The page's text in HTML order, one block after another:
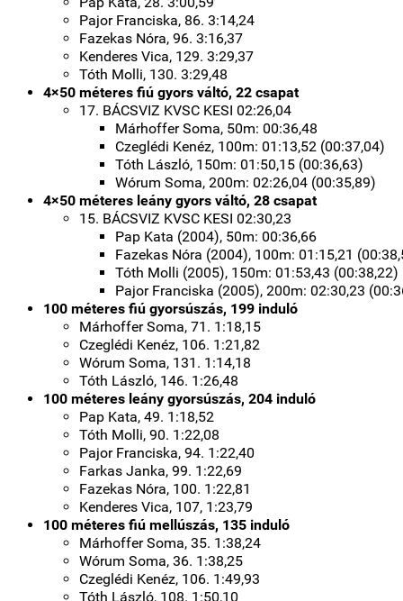
Pajor Franciska, 86. 3:14,24
Fazekas Nóra, 96. 3:16,37
Kenderes Vica, 129. 3:29,37
Tóth Molli, 130. 3:29,48
4×50 méteres fiú gyors váltó, 22 csapat
17. BÁCSVIZ KVSC KESI 02:26,04
Márhoffer Soma, 50m: 00:36,48
Czeglédi Kenéz, 100m: 01:13,52 (00:37,04)
Tóth László, 150m: 01:50,15 (00:36,63)
Wórum Soma, 200m: 02:26,04 (00:35,89)
4×50 méteres leány gyors váltó, 28 csapat
15. BÁCSVIZ KVSC KESI 02:30,23
Pap Kata (2004), 50m: 00:36,66
Fazekas Nóra (2004), 100m: 01:15,21
Tóth Molli (2005), 150m: 01:53,43 (00:38,22)
Pajor Franciska (2005), 200m: 02:30,23
100 méteres fiú gyorsúszás, 199 induló
Márhoffer Soma, 71. 1:18,15
Czeglédi Kenéz, 106. 1:21,82
Wórum Soma, 131. 1:14,18
Tóth László, 146. 1:26,48
100 méteres leány gyorsúszás, 204 induló
Pap Kata, 49. 1:18,52
Tóth Molli, 90. 1:22,08
Pajor Franciska, 94. 1:22,40
Farkas Janka, 99. 1:22,69
Fazekas Nóra, 100. 1:22,81
Kenderes Vica, 107, 1:23,79
100 méteres fiú mellúszás, 135 induló
Márhoffer Soma, 35. 1:38,24
Wórum Soma, 36. 1:38,25
Czeglédi Kenéz, 106. 1:49,93
Tóth László, 108. 1:50,10